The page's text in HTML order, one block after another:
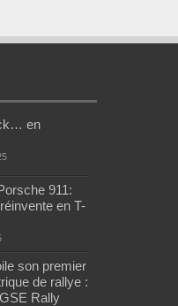
en
911:
en T-
son premier
de rallye :
Rally